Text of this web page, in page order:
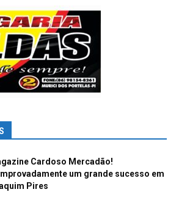
Cardoso Mercadão!
um grande sucesso em
Pires